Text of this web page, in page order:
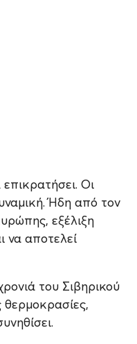
Οι
Ήδη από τον
εξέλιξη
να αποτελεί
του Σιβηρικού